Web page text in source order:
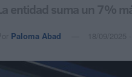
entidad suma un 7%
Paloma Abad 18/09/2025 -